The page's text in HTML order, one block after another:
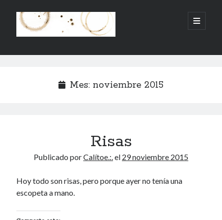
.:.Calito(h)eces.:.
abrir
menú
Barra
No compres, adopta
Mes: noviembre 2015
Risas
Publicado porCalítoe.:.el 29 noviembre 2015
Hoy todo son risas, pero porque ayer no tenía una
escopeta a mano.